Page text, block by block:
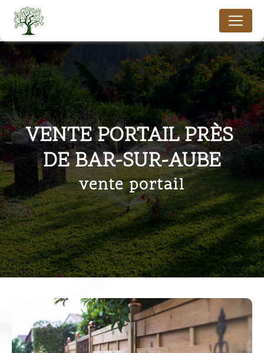
VENTE PORTAIL PRÈS
DE BAR-SUR-AUBE
vente portail
Panneau de gestion des cookies